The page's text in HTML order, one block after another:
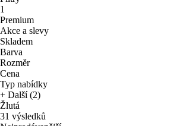
1
Premium
Akce a slevy
Skladem
Barva
Rozměr
Cena
Typ nabídky
+ Další (2)
Žlutá
31 výsledků